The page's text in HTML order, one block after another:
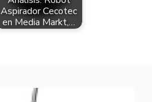
Aspirador Cecotec
en Media Markt,…